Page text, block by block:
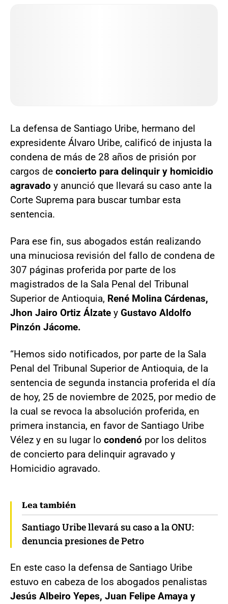
La defensa de Santiago Uribe, hermano del
expresidente Álvaro Uribe, calificó de injusta la
condena de más de 28 años de prisión por
cargos de concierto para delinquir y homicidio
agravado y anunció que llevará su caso ante la
Corte Suprema para buscar tumbar esta
sentencia.
Para ese fin, sus abogados están realizando
una minuciosa revisión del fallo de condena de
307 páginas proferida por parte de los
magistrados de la Sala Penal del Tribunal
Superior de Antioquia, René Molina Cárdenas,
Jhon Jairo Ortiz Álzate y Gustavo Aldolfo
Pinzón Jácome.
“Hemos sido notificados, por parte de la Sala
Penal del Tribunal Superior de Antioquia, de la
sentencia de segunda instancia proferida el día
de hoy, 25 de noviembre de 2025, por medio de
la cual se revoca la absolución proferida, en
primera instancia, en favor de Santiago Uribe
Vélez y en su lugar lo condenó por los delitos
de concierto para delinquir agravado y
Homicidio agravado.
Lea también
Santiago Uribe llevará su caso a la ONU:
denuncia presiones de Petro
En este caso la defensa de Santiago Uribe
estuvo en cabeza de los abogados penalistas
Jesús Albeiro Yepes, Juan Felipe Amaya y